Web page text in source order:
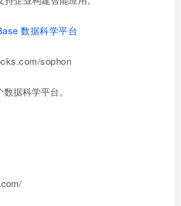
数据科学平台
sophon
据科学平台。